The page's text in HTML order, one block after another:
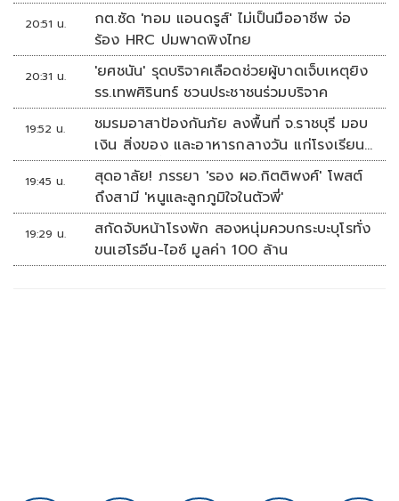
20:51 น.
กต.ซัด 'ทอม แอนดรูส์' ไม่เป็นมืออาชีพ จ่อ
ร้อง HRC ปมพาดพิงไทย
20:31 น.
'ยศชนัน' รุดบริจาคเลือดช่วยผู้บาดเจ็บเหตุยิง
รร.เทพศิรินทร์ ชวนประชาชนร่วมบริจาค
19:52 น.
ชมรมอาสาป้องกันภัย ลงพื้นที่ จ.ราชบุรี มอบ
เงิน สิ่งของ และอาหารกลางวัน แก่โรงเรียน
บ้านหนองน้ำใส
19:45 น.
สุดอาลัย! ภรรยา 'รอง ผอ.กิตติพงศ์' โพสต์
ถึงสามี 'หนูและลูกภูมิใจในตัวพี่'
19:29 น.
สกัดจับหน้าโรงพัก สองหนุ่มควบกระบะบุโรทั่ง
ขนเฮโรอีน-ไอซ์ มูลค่า 100 ล้าน